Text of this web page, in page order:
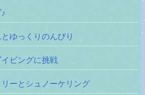
ゆっくりのんびり
ビングに挑戦
ーとシュノーケリング